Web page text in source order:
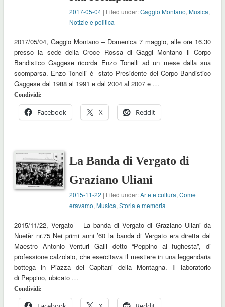
2017-05-04 | Filed under:Gaggio Montano,Musica,
Notizie e politica
2017/05/04, Gaggio Montano – Domenica 7 maggio, alle ore 16.30
presso la sede della Croce Rossa di Gaggi Montano il Corpo
Bandistico Gaggese ricorda Enzo Tonelli ad un mese dalla sua
scomparsa. Enzo Tonelli è stato Presidente del Corpo Bandistico
Gaggese dal 1988 al 1991 e dal 2004 al 2007 e …
Condividi:
Facebook X Reddit
La Banda di Vergato di
Graziano Uliani
2015-11-22 | Filed under:Arte e cultura,Come
eravamo,Musica,Storia e memoria
2015/11/22, Vergato – La banda di Vergato di Graziano Uliani da
Nuetèr nr.75 Nei primi anni ’60 la banda di Vergato era diretta dal
Maestro Antonio Venturi Galli detto “Peppino al fughesta”, di
professione calzolaio, che esercitava il mestiere in una leggendaria
bottega in Piazza dei Capitani della Montagna. Il laboratorio
di Peppino, ubicato …
Condividi: